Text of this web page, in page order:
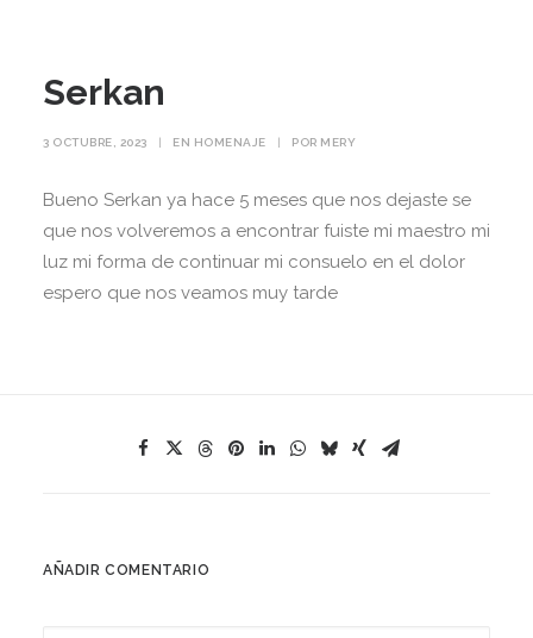
Serkan
3 OCTUBRE, 2023 | EN HOMENAJE | POR MERY
Bueno Serkan ya hace 5 meses que nos dejaste se
que nos volveremos a encontrar fuiste mi maestro mi
luz mi forma de continuar mi consuelo en el dolor
espero que nos veamos muy tarde
AÑADIR COMENTARIO